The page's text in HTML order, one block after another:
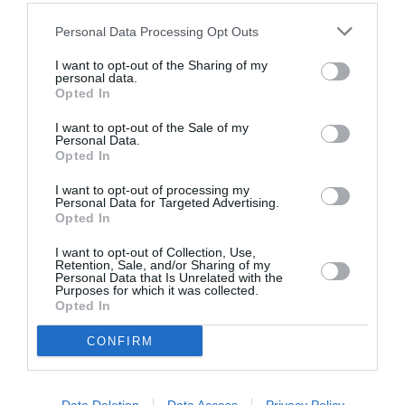
Personal Data Processing Opt Outs
I want to opt-out of the Sharing of my
personal data.
Opted In
I want to opt-out of the Sale of my
Personal Data.
Opted In
I want to opt-out of processing my
Personal Data for Targeted Advertising.
Opted In
I want to opt-out of Collection, Use,
Retention, Sale, and/or Sharing of my
Personal Data that Is Unrelated with the
Purposes for which it was collected.
Opted In
CONFIRM
210.7234567 (μέσω πιστωτικής κάρτας) και στο www.n-
Πληροφορίες / Κρατήσεις:
www.n-t.gr
μάθετε πρώτοι όλες τις ειδήσεις
Πολιτισμό στοCulturenow.gr
Νέοι Διαγωνισμοί❯